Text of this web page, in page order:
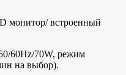
монитор/ встроенный
60Нz/70W, режим
на выбор).